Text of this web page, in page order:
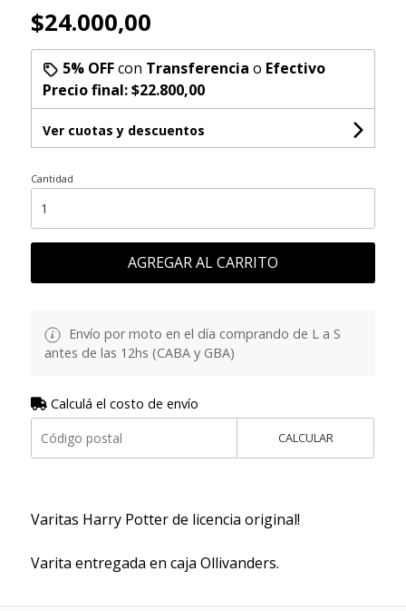
$24.000,00
5% OFFcon Transferencia o Efectivo
Precio final:$22.800,00
Ver cuotas y descuentos
Cantidad
AGREGAR AL CARRITO
Envío por moto en el día comprando de L a S
antes de las 12hs (CABA y GBA)
Calculá el costo de envío
CALCULAR
Varitas Harry Potter de licencia original!
Varita entregada en caja Ollivanders.